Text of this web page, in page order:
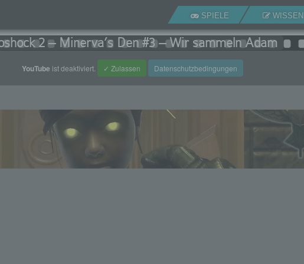
SPIELE WISSEN
2 – Minerva’s Den #3 – Wir sammeln Adam
YouTube ist deaktiviert. ✓ Zulassen Datenschutzbedingungen